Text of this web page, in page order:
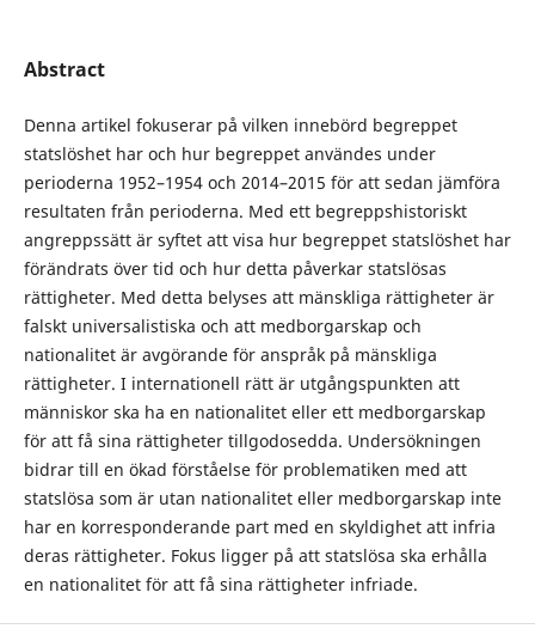
Abstract
Denna artikel fokuserar på vilken innebörd begreppet
statslöshet har och hur begreppet användes under
perioderna 1952–1954 och 2014–2015 för att sedan jämföra
resultaten från perioderna. Med ett begreppshistoriskt
angreppssätt är syftet att visa hur begreppet statslöshet har
förändrats över tid och hur detta påverkar statslösas
rättigheter. Med detta belyses att mänskliga rättigheter är
falskt universalistiska och att medborgarskap och
nationalitet är avgörande för anspråk på mänskliga
rättigheter. I internationell rätt är utgångspunkten att
människor ska ha en nationalitet eller ett medborgarskap
för att få sina rättigheter tillgodosedda. Undersökningen
bidrar till en ökad förståelse för problematiken med att
statslösa som är utan nationalitet eller medborgarskap inte
har en korresponderande part med en skyldighet att infria
deras rättigheter. Fokus ligger på att statslösa ska erhålla
en nationalitet för att få sina rättigheter infriade.